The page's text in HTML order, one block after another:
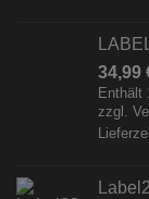
34,99
Enthält
zzgl.